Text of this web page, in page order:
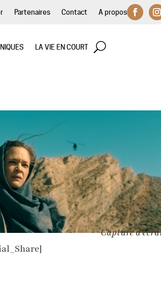
Partenaires Contact A propos
LA VIE EN COURT
Capture